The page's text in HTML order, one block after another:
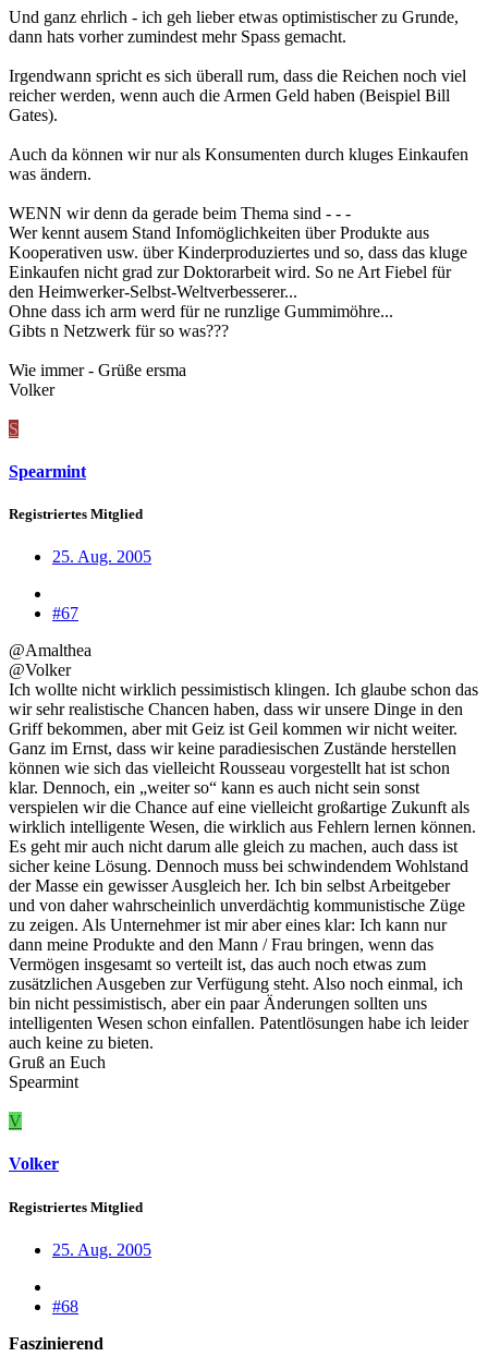
Und ganz ehrlich - ich geh lieber etwas optimistischer zu Grunde,
dann hats vorher zumindest mehr Spass gemacht.
Irgendwann spricht es sich überall rum, dass die Reichen noch viel
reicher werden, wenn auch die Armen Geld haben (Beispiel Bill
Gates).
Auch da können wir nur als Konsumenten durch kluges Einkaufen
was ändern.
WENN wir denn da gerade beim Thema sind - - -
Wer kennt ausem Stand Infomöglichkeiten über Produkte aus
Kooperativen usw. über Kinderproduziertes und so, dass das kluge
Einkaufen nicht grad zur Doktorarbeit wird. So ne Art Fiebel für
den Heimwerker-Selbst-Weltverbesserer...
Ohne dass ich arm werd für ne runzlige Gummimöhre...
Gibts n Netzwerk für so was???
Wie immer - Grüße ersma
Volker
S
Spearmint
Registriertes Mitglied
25. Aug. 2005
#67
@Amalthea
@Volker
Ich wollte nicht wirklich pessimistisch klingen. Ich glaube schon das
wir sehr realistische Chancen haben, dass wir unsere Dinge in den
Griff bekommen, aber mit Geiz ist Geil kommen wir nicht weiter.
Ganz im Ernst, dass wir keine paradiesischen Zustände herstellen
können wie sich das vielleicht Rousseau vorgestellt hat ist schon
klar. Dennoch, ein „weiter so“ kann es auch nicht sein sonst
verspielen wir die Chance auf eine vielleicht großartige Zukunft als
wirklich intelligente Wesen, die wirklich aus Fehlern lernen können.
Es geht mir auch nicht darum alle gleich zu machen, auch dass ist
sicher keine Lösung. Dennoch muss bei schwindendem Wohlstand
der Masse ein gewisser Ausgleich her. Ich bin selbst Arbeitgeber
und von daher wahrscheinlich unverdächtig kommunistische Züge
zu zeigen. Als Unternehmer ist mir aber eines klar: Ich kann nur
dann meine Produkte and den Mann / Frau bringen, wenn das
Vermögen insgesamt so verteilt ist, das auch noch etwas zum
zusätzlichen Ausgeben zur Verfügung steht. Also noch einmal, ich
bin nicht pessimistisch, aber ein paar Änderungen sollten uns
intelligenten Wesen schon einfallen. Patentlösungen habe ich leider
auch keine zu bieten.
Gruß an Euch
Spearmint
V
Volker
Registriertes Mitglied
25. Aug. 2005
#68
Faszinierend